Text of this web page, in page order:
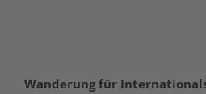
Wanderung für